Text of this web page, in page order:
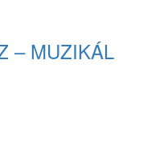
– MUZIKÁL